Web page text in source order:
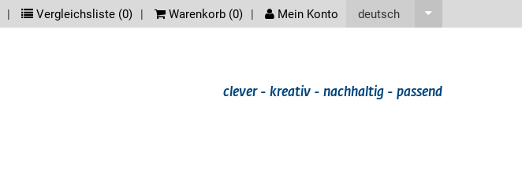
deutsch
Vergleichsliste (0) Warenkorb (0) Mein Konto
clever - kreativ - nachhaltig - passend